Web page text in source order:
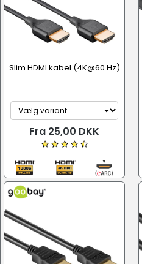
Slim HDMI kabel (4K@60 Hz)
Fra 25,00 DKK